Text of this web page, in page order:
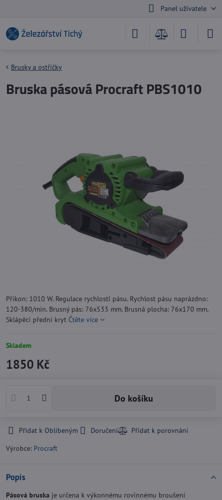
Panel uživatele
Brusky a ostřičky
Bruska pásová Procraft PBS1010
Příkon: 1010 W. Regulace rychlosti pásu. Rychlost pásu naprázdno:
120-380/min. Brusný pás: 76x533 mm. Brusná plocha: 76x170 mm.
Sklápěcí přední kryt Čtěte více
Skladem
1850 Kč
Do košíku
Přidat k Oblíbeným
Doručení
Výrobce: Procraft
Popis
Pásová bruska je určena k výkonnému rovinnému broušení